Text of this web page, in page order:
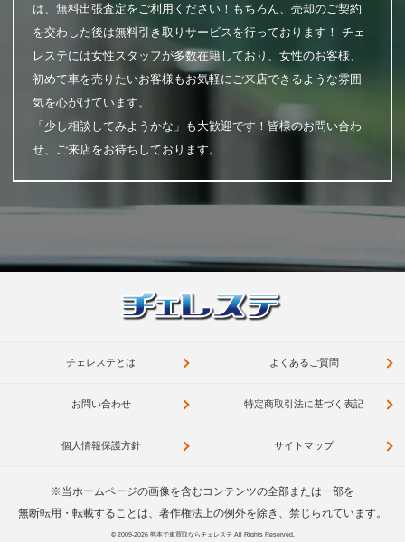
は、無料出張査定をご利用ください！もちろん、売却のご契約
を交わした後は無料引き取りサービスを行っております！ チェ
レステには女性スタッフが多数在籍しており、女性のお客様、
初めて車を売りたいお客様もお気軽にご来店できるような雰囲
気を心がけています。
「少し相談してみようかな」も大歓迎です！皆様のお問い合わ
せ、ご来店をお待ちしております。
チェレステとは よくあるご質問
お問い合わせ 特定商取引法に基づく表記
個人情報保護方針 サイトマップ
※当ホームページの画像を含むコンテンツの全部または一部を
無断転用・転載することは、著作権法上の例外を除き、禁じられています。
© 2009-2026 熊本で車買取ならチェレステAll Rights Reserved.